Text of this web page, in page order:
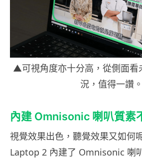
▲可視角度亦十分高，從側面看
況，值得一讚。
內建 Omnisonic 喇叭質素
視覺效果出色，聽覺效果又如何
Laptop 2 內建了 Omnisonic 喇